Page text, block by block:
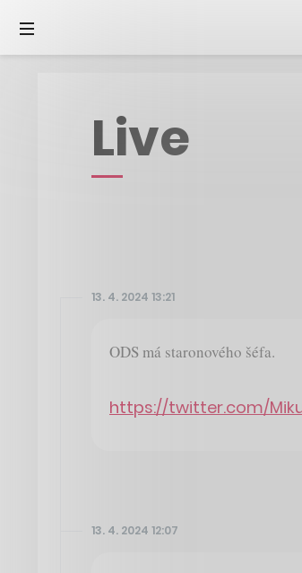
Live
13. 4. 2024 13:21
ODS má staronového šéfa.
https://twitter.com/
13. 4. 2024 12:07